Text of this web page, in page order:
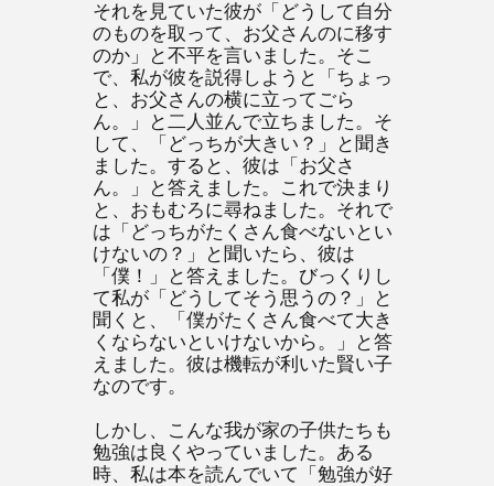
それを見ていた彼が「どうして自分
のものを取って、お父さんのに移す
のか」と不平を言いました。そこ
で、私が彼を説得しようと「ちょっ
と、お父さんの横に立ってごら
ん。」と二人並んで立ちました。そ
して、「どっちが大きい？」と聞き
ました。すると、彼は「お父さ
ん。」と答えました。これで決まり
と、おもむろに尋ねました。それで
は「どっちがたくさん食べないとい
けないの？」と聞いたら、彼は
「僕！」と答えました。びっくりし
て私が「どうしてそう思うの？」と
聞くと、「僕がたくさん食べて大き
くならないといけないから。」と答
えました。彼は機転が利いた賢い子
なのです。
しかし、こんな我が家の子供たちも
勉強は良くやっていました。ある
時、私は本を読んでいて「勉強が好